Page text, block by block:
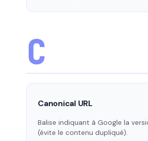
C
Canonical URL
Balise indiquant à Google la
(évite le contenu dupliqué).